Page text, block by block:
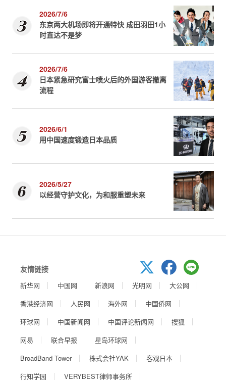
2026/7/6
东京两大机场即将开通特快 成田羽田1小
时直达不是梦
2026/7/6
日本紧急研究富士喷火后的外国游客撤离
流程
2026/6/1
用中国速度锻造日本品质
2026/5/27
以经营守护文化，为和服重塑未来
友情链接
新华网 中国网 新浪网 光明网
大公网
香港经济网
人民网 海外网
中国侨网
环球网
中国新闻网 中国评论新闻网
搜狐
网易
联合早报
星岛环球网
BroadBand Tower
株式会社YAK
客观日本
行知学园
VERYBEST律师事务所